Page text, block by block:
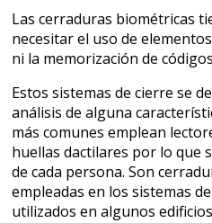
Las cerraduras biométricas
necesitar el uso de
ni la memorización de
Estos sistemas de cierre se
análisis de alguna
más comunes emplean
huellas dactilares por lo que
de cada persona. Son
empleadas en los sistemas
utilizados en algunos